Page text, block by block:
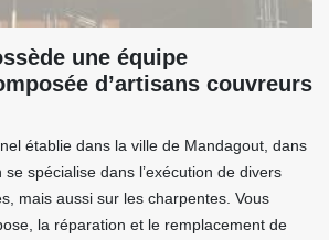
une équipe
d’artisans couvreurs
établie dans la ville de Mandagout, dans
spécialise dans l’exécution de divers
mais aussi sur les charpentes. Vous
la réparation et le remplacement de